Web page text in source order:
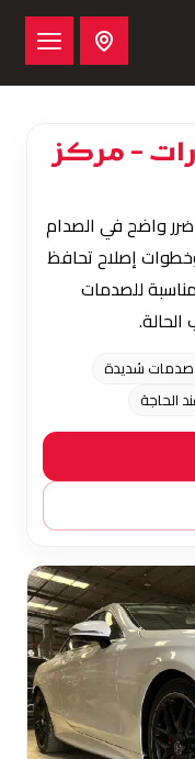
– مركز
واضح في الصدام
إصلاح تحافظ
للصدمات
صدمات شديدة
الحاجة